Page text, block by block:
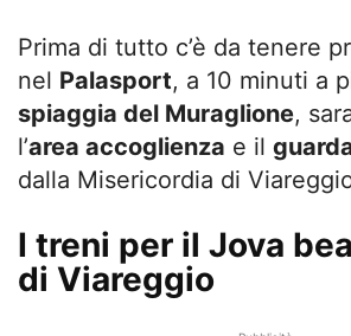
Prima di tutto c’è da tenere
nel Palasport, a 10 minuti a
spiaggia del Muraglione,
l’area accoglienza e il
dalla Misericordia di
I treni per il Jova
di Viareggio